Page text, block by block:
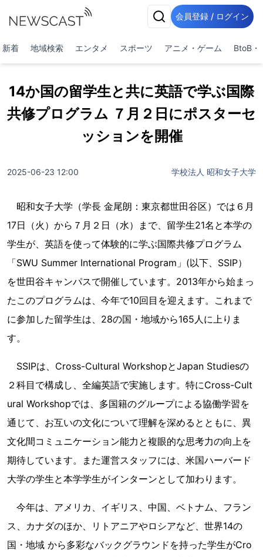
会員登録 / ログイン
新着 地域検索 エンタメ スポーツ アニメ・ゲーム BtoB・
14か国の留学生と共に英語で学ぶ国際
共修プログラム ７月２日にポスターセ
ッションを開催
2025-06-23 12:00 学校法人 昭和女子大学
昭和女子大学（学長 金尾朗：東京都世田谷区）では６月
17日（火）から７月２日（水）まで、留学生21名と本学の
学生が、英語を使って体験的に学ぶ国際共修プログラム
「SWU Summer International Program」(以下、SSIP）
を世田谷キャンパスで開催しています。2013年から始まっ
たこのプログラムは、今年で10回目を迎えます。これまで
に参加した留学生は、28の国・地域から165人に上りま
す。
SSIPは、Cross-Cultural WorkshopとJapan Studiesの
２科目で構成し、全編英語で実施します。特にCross-Cult
ural Workshopでは、多国籍のグループによる協働学習を
通じて、お互いの文化について理解を深めるとともに、異
文化間コミュニケーション能力と複眼的な思考力の向上を
期待しています。また運営スタッフには、米国ハーバード
大学の学生と本学学生がインターンとして加わります。
今年は、アメリカ、イギリス、中国、ベトナム、フラン
ス、カナダのほか、リトアニアやロシアなど、世界14の
国・地域 から多彩なバックグラウンドを持った学生がCro